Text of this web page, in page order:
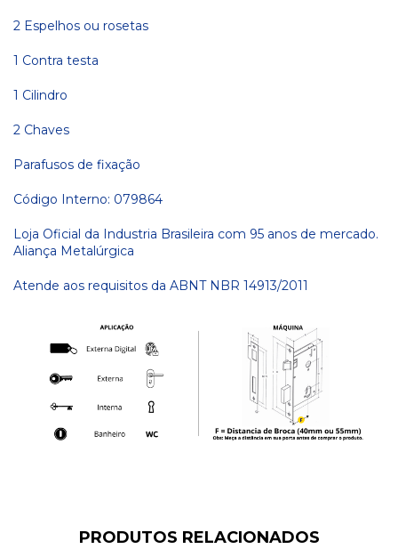
2 Espelhos ou rosetas
1 Contra testa
1 Cilindro
2 Chaves
Parafusos de fixação
Código Interno: 079864
Loja Oficial da Industria Brasileira com 95 anos de mercado.
Aliança Metalúrgica
Atende aos requisitos da ABNT NBR 14913/2011
PRODUTOS RELACIONADOS